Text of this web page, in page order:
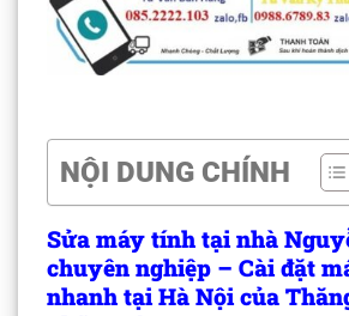
NỘI DUNG CHÍNH
Sửa máy tính tại nhà
chuyên nghiệp – Cài đặt
nhanh tại Hà Nội của